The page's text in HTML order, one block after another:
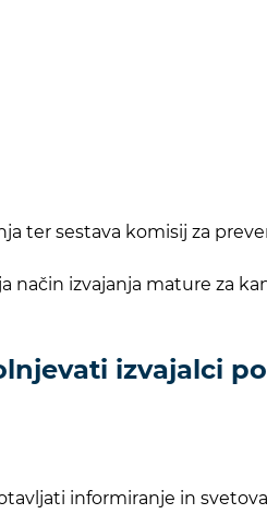
ter sestava komisij za
izvajanja mature za
izvajalci
informiranje in